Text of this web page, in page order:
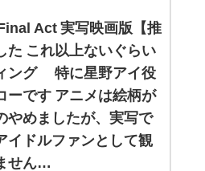
Act 実写映画版【推
た これ以上ないぐらい
ング 特に星野アイ役
ーです アニメは絵柄が
やめましたが、実写で
イドルファンとして観
せん…